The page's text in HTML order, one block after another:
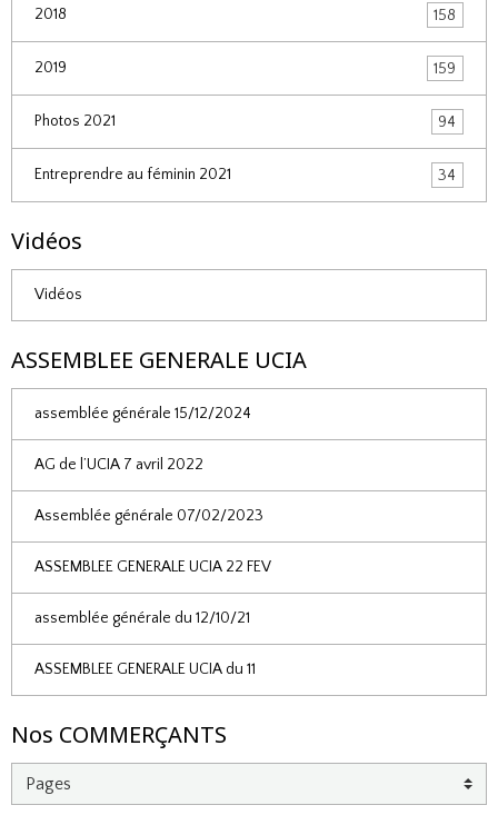
2018 158
2019 159
Photos 2021 94
Entreprendre au féminin 2021 34
Vidéos
Vidéos
ASSEMBLEE GENERALE UCIA
assemblée générale 15/12/2024
AG de l’UCIA 7 avril 2022
Assemblée générale 07/02/2023
ASSEMBLEE GENERALE UCIA 22 FEV
assemblée générale du 12/10/21
ASSEMBLEE GENERALE UCIA du 11
Nos COMMERÇANTS